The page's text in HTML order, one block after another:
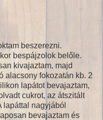
beszerezni.
bespájzolok belőle.
kivajaztam, majd
alacsony fokozatán kb. 2
lapátot bevajaztam,
cukrot, az átszitált
lapáttal nagyjából
bevajaztam és